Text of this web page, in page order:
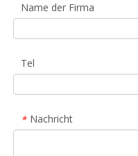
Name der Firma
Tel
* Nachricht